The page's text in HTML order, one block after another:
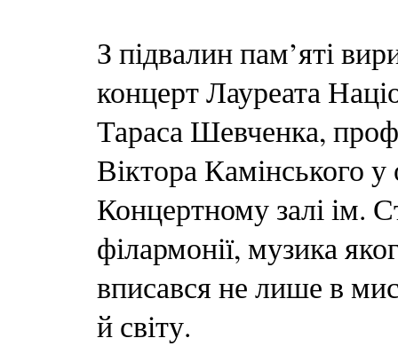
З підвалин пам’яті
концерт Лауреата
Тараса Шевченка,
Віктора Камінського у
Концертному залі ім.
філармонії, музика
вписався не лише в
й світу.